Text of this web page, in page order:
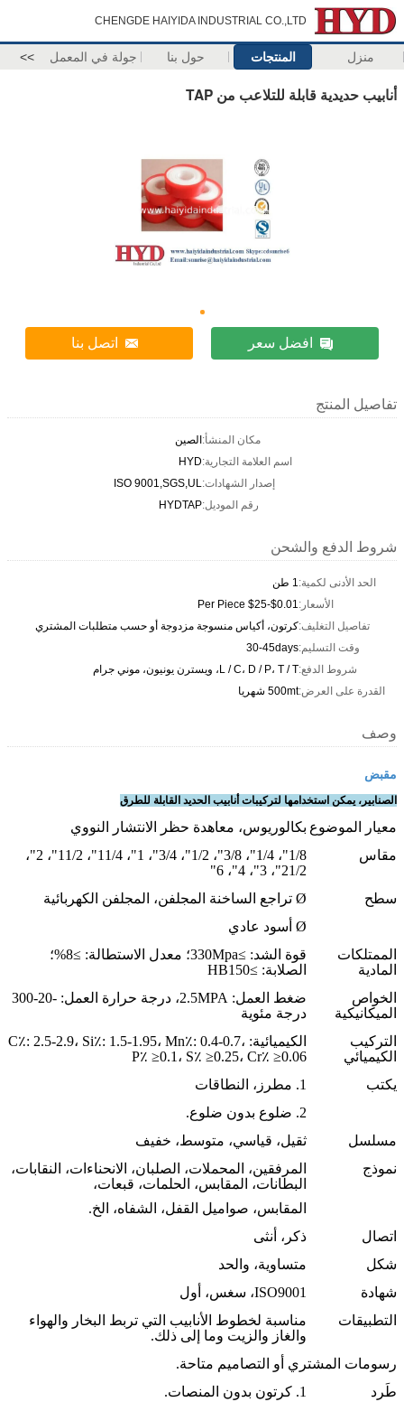
CHENGDE HAIYIDA INDUSTRIAL CO.,LTD
منزل المنتجات حول بنا جولة في المعمل >>
أنابيب حديدية قابلة للتلاعب من TAP
افضل سعر اتصل بنا
تفاصيل المنتج
مكان المنشأ:الصين
اسم العلامة التجارية:HYD
إصدار الشهادات:ISO 9001,SGS,UL
رقم الموديل:HYDTAP
شروط الدفع والشحن
الحد الأدنى لكمية:1 طن
الأسعار:$0.01-$25 Per Piece
تفاصيل التغليف:كرتون، أكياس منسوجة مزدوجة أو حسب متطلبات المشتري
وقت التسليم:30-45days
شروط الدفع:L / C، D / P، T / T، ويسترن يونيون، موني جرام
القدرة على العرض:500mt شهريا
وصف
مقبض
الصنابير، يمكن استخدامها لتركيبات أنابيب الحديد القابلة للطرق
معيار الموضوع بكالوريوس، معاهدة حظر الانتشار النووي
مقاس
1/8"، 1/4"، 3/8"، 1/2"، 3/4"، 1"، 11/4"، 11/2"، 2"،
21/2"، 3"، 4"، 6"
سطح
Ø تراجع الساخنة المجلفن، المجلفن الكهربائية
Ø أسود عادي
الممتلكات
المادية
قوة الشد: ≥330Mpa؛ معدل الاستطالة: ≥8%؛
الصلابة: ≥HB150
الخواص
الميكانيكية
ضغط العمل: 2.5MPA، درجة حرارة العمل: -20-300
درجة مئوية
التركيب
الكيميائي
الكيميائية: C٪: 2.5-2.9، Si٪: 1.5-1.95، Mn٪: 0.4-0.7،
P٪ ≥0.1، S٪ ≥0.25، Cr٪ ≥0.06
يكتب
1. مطرز، النطاقات
2. ضلوع بدون ضلوع.
مسلسل
ثقيل، قياسي، متوسط، خفيف
نموذج
المرفقين، المحملات، الصلبان، الانحناءات، النقابات،
البطانات، المقابس، الحلمات، قبعات،
المقابس، صواميل القفل، الشفاه، الخ.
اتصال
ذكر، أنثى
شكل
متساوية، والحد
شهادة
ISO9001، سغس، أول
التطبيقات
مناسبة لخطوط الأنابيب التي تربط البخار والهواء
والغاز والزيت وما إلى ذلك.
رسومات المشتري أو التصاميم متاحة.
طَرد
1. كرتون بدون المنصات.